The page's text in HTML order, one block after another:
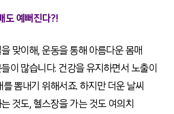
도 예뻐진다?!
맞이해, 운동을 통해 아름다운 몸매
이 많습니다. 건강을 유지하면서 노출이
뽐내기 위해서죠. 하지만 더운 날씨
것도, 헬스장을 가는 것도 여의치